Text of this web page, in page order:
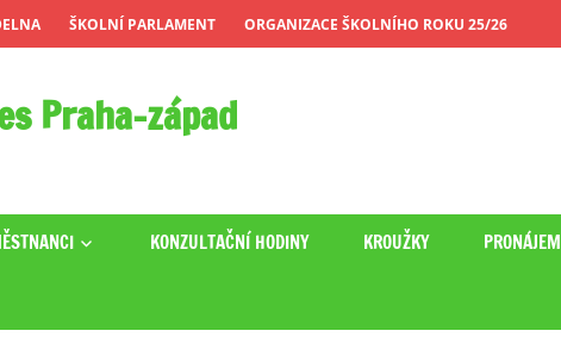
ŠKOLNÍ PARLAMENT ORGANIZACE ŠKOLNÍHO ROKU 25/26
Praha-západ
KONZULTAČNÍ HODINY KROUŽKY PRONÁJEM